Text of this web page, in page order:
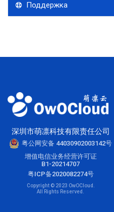
Поддержка
深圳市萌凛科技有限责任公司
粤公网安备 44030902003142号
增值电信业务经营许可证
B1-20214707
粤ICP备2020082274号
Copyright © 2023 OwOCloud.
All Rights Reserved.